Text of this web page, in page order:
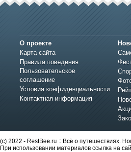
О проекте
Карта сайта
Правила поведения
Пользовательское
соглашение
Условия конфиденциальности
Контактная информация
(c) 2022 - RestBee.ru :: Всё о путешествиях.
При использовании материалов ссылка на